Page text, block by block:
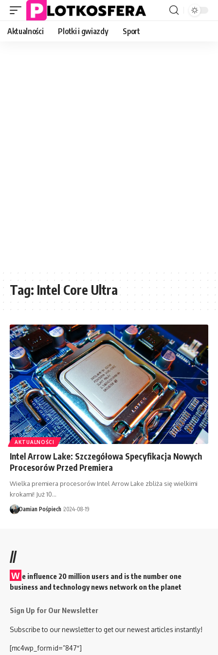
Aktualności Plotki i gwiazdy Sport
Tag: Intel Core Ultra
AKTUALNOŚCI
Intel Arrow Lake: Szczegółowa Specyfikacja Nowych
Procesorów Przed Premiera
Wielka premiera procesorów Intel Arrow Lake zbliża się wielkimi
krokami! Już 10…
Damian Pośpiech 2024-08-19
//
W e influence 20 million users and is the number one
business and technology news network on the planet
Sign Up for Our Newsletter
Subscribe to our newsletter to get our newest articles instantly!
[mc4wp_form id=”847″]